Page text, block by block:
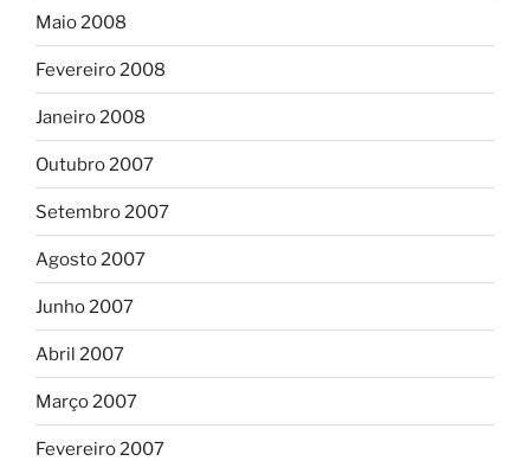
Maio 2008
Fevereiro 2008
Janeiro 2008
Outubro 2007
Setembro 2007
Agosto 2007
Junho 2007
Abril 2007
Março 2007
Fevereiro 2007